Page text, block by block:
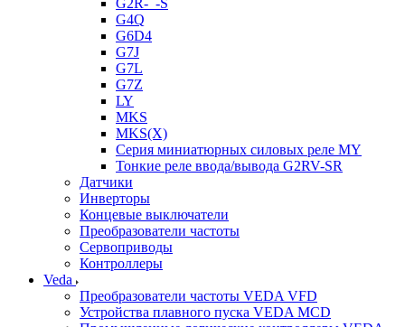
G2R-_-S
G4Q
G6D4
G7J
G7L
G7Z
LY
MKS
MKS(X)
Серия миниатюрных силовых реле MY
Тонкие реле ввода/вывода G2RV-SR
Датчики
Инверторы
Концевые выключатели
Преобразователи частоты
Сервоприводы
Контроллеры
Veda
Преобразователи частоты VEDA VFD
Устройства плавного пуска VEDA MCD